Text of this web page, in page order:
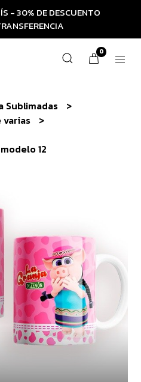
- 30% DE DESCUENTO
0
Sublimadas
12